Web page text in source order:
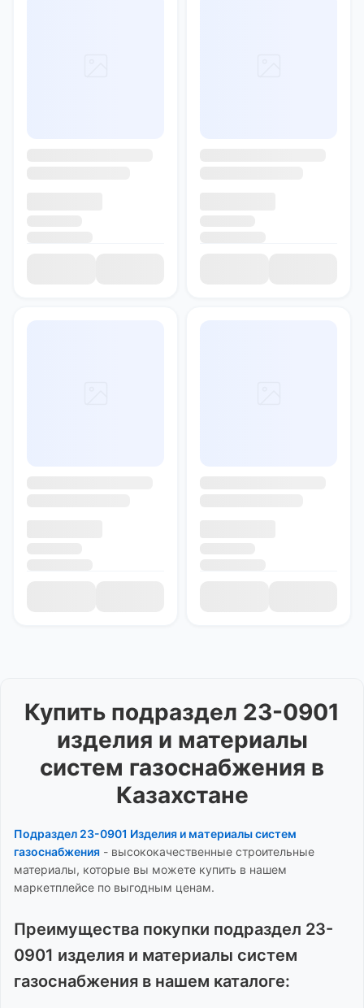
Купить подраздел 23-0901
изделия и материалы
систем газоснабжения в
Казахстане
Подраздел 23-0901 Изделия и материалы систем
газоснабжения - высококачественные строительные
материалы, которые вы можете купить в нашем
маркетплейсе по выгодным ценам.
Преимущества покупки подраздел 23-
0901 изделия и материалы систем
газоснабжения в нашем каталоге: